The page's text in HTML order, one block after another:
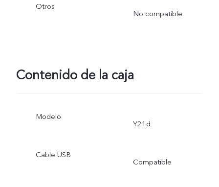
Otros
No compatible
Contenido de la caja
Modelo
Y21d
Cable USB
Compatible